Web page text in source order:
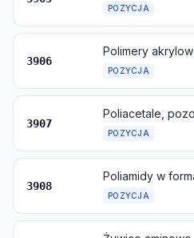
POZYCJA
3906
POZYCJA
3907
POZYCJA
3908
Poliamidy w
POZYCJA